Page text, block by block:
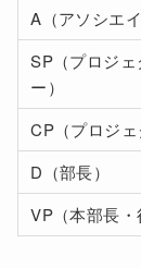
A（アソシエイ
SP（プロジ
ー）
CP（プロジェ
D（部長）
VP（本部長・